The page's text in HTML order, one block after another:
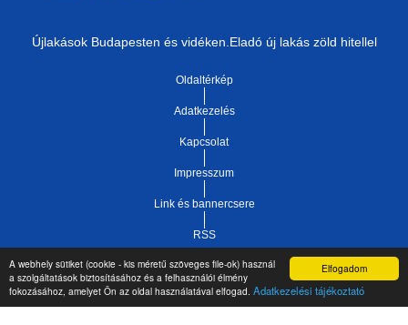
Elfogadom
A webhely sütiket (cookie - kis méretű szöveges file-ok) használ
a szolgáltatások biztosításához és a felhasználói élmény
fokozásához, amelyet Ön az oldal használatával elfogad. Adatkezelési tájékoztató
Újlakások Budapesten és vidéken.Eladó új lakás zöld hitellel
Oldaltérkép
Adatkezelés
Kapcsolat
Impresszum
Link és bannercsere
RSS
Copyright © 2021.Vár-Köz Kft. - Ingatlan nyilvántartó, ügyviteli és
adminisztrációs szoftver